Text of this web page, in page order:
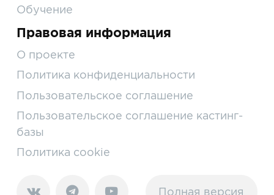
Обучение
Правовая информация
О проекте
Политика конфиденциальности
Пользовательское соглашение
Пользовательское соглашение кастинг-
базы
Политика cookie
Полная версия